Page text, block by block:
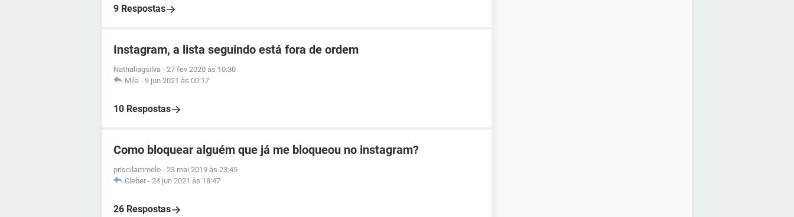
9 Respostas
Instagram, a lista seguindo está fora de ordem
Nathaliagsilva - 27 fev 2020 às 10:30
Mila - 9 jun 2021 às 00:17
10 Respostas
Como bloquear alguém que já me bloqueou no instagram?
priscilammelo - 23 mai 2019 às 23:45
Cleber - 24 jun 2021 às 18:47
26 Respostas